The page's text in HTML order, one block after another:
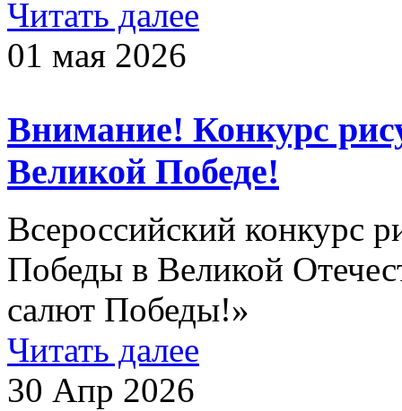
Читать далее
01 мая 2026
Внимание! Конкурс
Великой Победе!
Всероссийский конкурс
Победы в Великой
салют Победы!»
Читать далее
30 Апр 2026